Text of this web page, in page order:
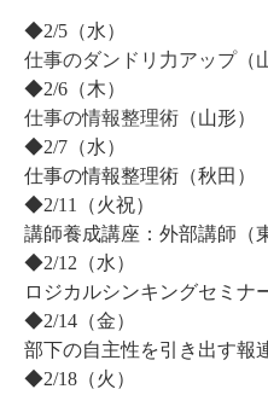
◆2/5（水）
仕事のダンドリ力アップ（
◆2/6（木）
仕事の情報整理術 （山形）
◆2/7（水）
仕事の情報整理術（秋田）
◆2/11（火祝）
講師養成講座：外部講師（
◆2/12（水）
ロジカルシンキングセミナ
◆2/14（金）
部下の自主性を引き出す報
◆2/18（火）